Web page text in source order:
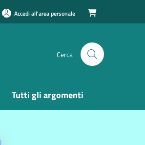
Accedi all'area personale 
Cerca
Tutti gli argomenti